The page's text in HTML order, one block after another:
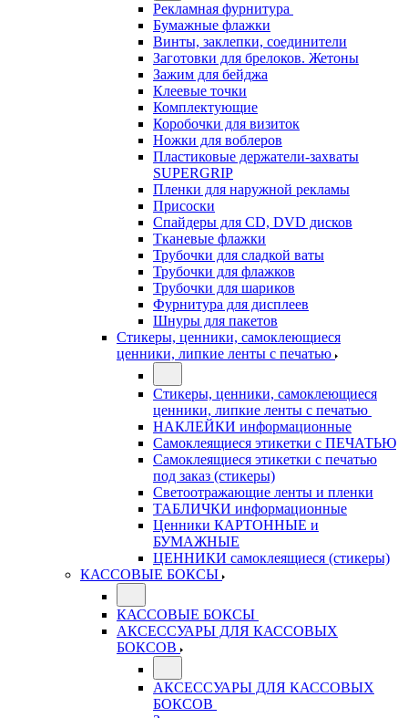
Рекламная фурнитура
Бумажные флажки
Винты, заклепки, соединители
Заготовки для брелоков. Жетоны
Зажим для бейджа
Клеевые точки
Комплектующие
Коробочки для визиток
Ножки для воблеров
Пластиковые держатели-захваты
SUPERGRIP
Пленки для наружной рекламы
Присоски
Спайдеры для CD, DVD дисков
Тканевые флажки
Трубочки для сладкой ваты
Трубочки для флажков
Трубочки для шариков
Фурнитура для дисплеев
Шнуры для пакетов
Стикеры, ценники, самоклеющиеся
ценники, липкие ленты с печатью
Стикеры, ценники, самоклеющиеся
ценники, липкие ленты с печатью
НАКЛЕЙКИ информационные
Самоклеящиеся этикетки с ПЕЧАТЬЮ
Самоклеящиеся этикетки с печатью
под заказ (стикеры)
Светоотражающие ленты и пленки
ТАБЛИЧКИ информационные
Ценники КАРТОННЫЕ и
БУМАЖНЫЕ
ЦЕННИКИ самоклеящиеся (стикеры)
КАССОВЫЕ БОКСЫ
КАССОВЫЕ БОКСЫ
АКСЕССУАРЫ ДЛЯ КАССОВЫХ
БОКСОВ
АКСЕССУАРЫ ДЛЯ КАССОВЫХ
БОКСОВ